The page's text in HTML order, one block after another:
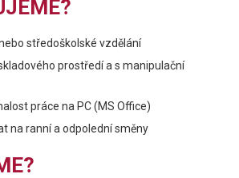
středoškolské vzdělání
prostředí a s manipulační
práce na PC (MS Office)
na ranní a odpolední směny